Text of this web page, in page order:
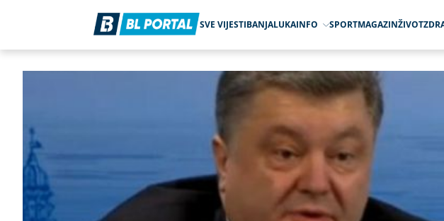
SVE VIJESTIBANJALUKAINFO SPORTMAGAZINŽIVOT